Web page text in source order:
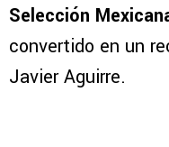
Selección
convertido en un
Javier Aguirre.